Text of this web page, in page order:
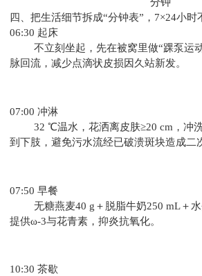
分钟
四、把生活细节拆成“分钟表”，7×24小时
06:30 起床
不立刻坐起，先在被窝里做“踝泵运
脉回流，减少点滴状皮损因久站新发。
07:00 冲淋
32 ℃温水，花洒离皮肤≥20 cm，冲
到下肢，避免污水流经已破溃斑块造成二
07:50 早餐
无糖燕麦40 g＋脱脂牛奶250 mL＋
提供ω-3与花青素，抑炎抗氧化。
10:30 茶歇